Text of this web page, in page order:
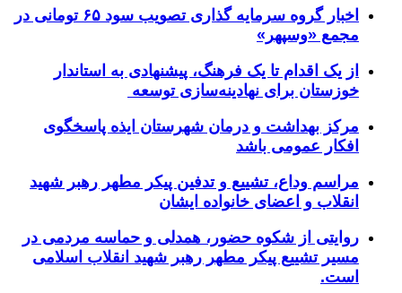
اخبار گروه سرمایه گذاری تصویب سود ۶۵ تومانی در
مجمع «وسپهر»
از یک اقدام تا یک فرهنگ، پیشنهادی به استاندار
خوزستان برای نهادینه‌سازی توسعه
مرکز بهداشت و درمان شهرستان ایذه پاسخگوی
افکار عمومی باشد
مراسم وداع، تشییع و تدفین پیکر مطهر رهبر شهید
انقلاب و اعضای خانواده ایشان
روایتی از شکوه حضور، همدلی و حماسه مردمی در
مسیر تشییع پیکر مطهر رهبر شهید انقلاب اسلامی
است.